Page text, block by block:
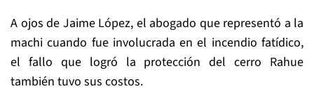
A ojos de Jaime López, el abogado que representó a la
machi cuando fue involucrada en el incendio fatídico,
el fallo que logró la protección del cerro Rahue
también tuvo sus costos.